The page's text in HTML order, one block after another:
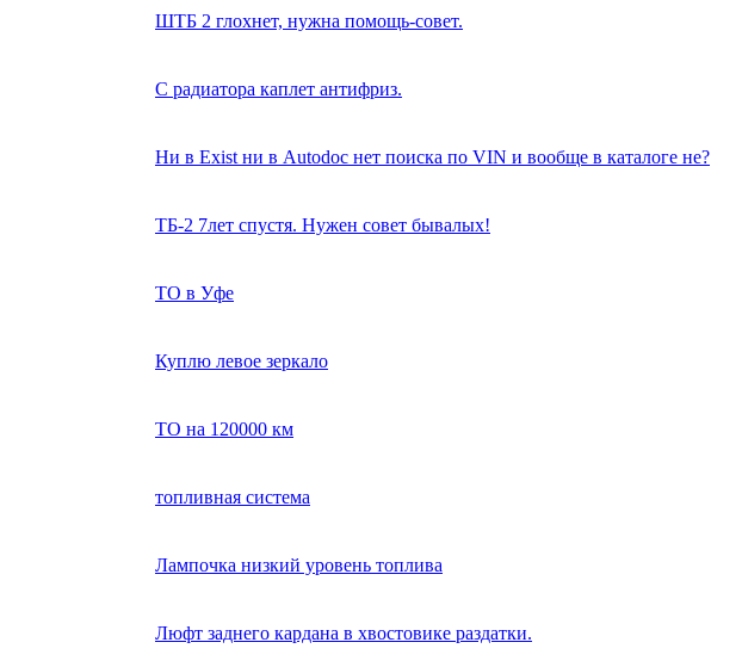
ШТБ 2 глохнет, нужна помощь-совет.
С радиатора каплет антифриз.
Ни в Exist ни в Autodoc нет поиска по VIN и вообще в каталоге не?
ТБ-2 7лет спустя. Нужен совет бывалых!
ТО в Уфе
Куплю левое зеркало
ТО на 120000 км
топливная система
Лампочка низкий уровень топлива
Люфт заднего кардана в хвостовике раздатки.